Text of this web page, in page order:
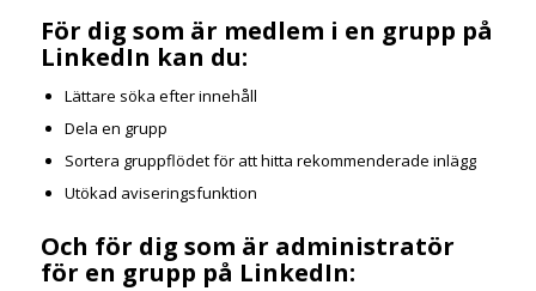
För dig som är medlem i en grupp på
LinkedIn kan du:
Lättare söka efter innehåll
Dela en grupp
Sortera gruppflödet för att hitta rekommenderade inlägg
Utökad aviseringsfunktion
Och för dig som är administratör
för en grupp på LinkedIn: